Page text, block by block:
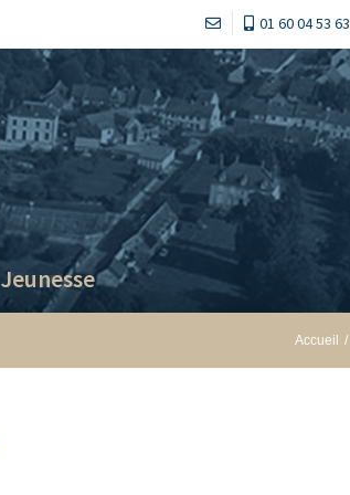
01 60 04 53 63
Jeunesse
Accueil /